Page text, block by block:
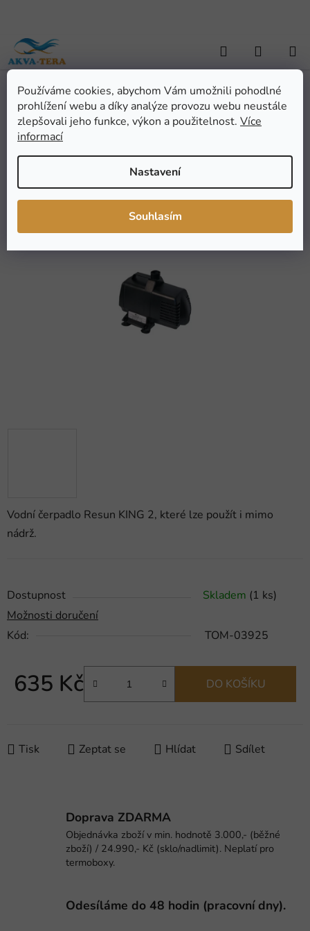
Používáme cookies, abychom Vám umožnili pohodlné
prohlížení webu a díky analýze provozu webu neustále
zlepšovali jeho funkce, výkon a použitelnost. Více
informací
Nastavení
Souhlasím
obsah
Hledat
KOŠÍK
Domů / AKVARISTIKA / Akvarijní technika / Čerpadla / Čerpadlo
Resun KING 2
Vodní čerpadlo Resun KING 2, které lze použít i mimo
nádrž.
Dostupnost Skladem (1 ks)
Možnosti doručení
Kód:
TOM-03925
635 Kč DO KOŠÍKU
Tisk Zeptat se Hlídat Sdílet
Čerpadlo Resun KING 2
Průměrné
produktu
0,0
z
NeohodnocenoPodrobnosti hodnocení
Doprava ZDARMA
Objednávka zboží v min. hodnotě 3.000,- (běžné
zboží) / 24.990,- Kč (sklo/nadlimit). Neplatí pro
termoboxy.
Odesíláme do 48 hodin (pracovní dny).